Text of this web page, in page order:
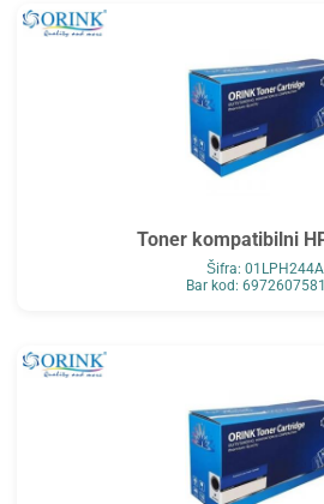
Toner kompatibilni
Šifra:
Bar kod: